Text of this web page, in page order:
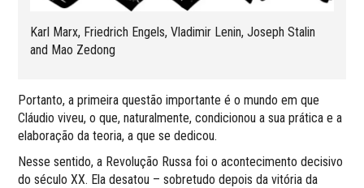
Karl Marx, Friedrich Engels, Vladimir Lenin, Joseph Stalin
and Mao Zedong
Portanto, a primeira questão importante é o mundo em que
Cláudio viveu, o que, naturalmente, condicionou a sua prática e a
elaboração da teoria, a que se dedicou.
Nesse sentido, a Revolução Russa foi o acontecimento decisivo
do século XX. Ela desatou – sobretudo depois da vitória da